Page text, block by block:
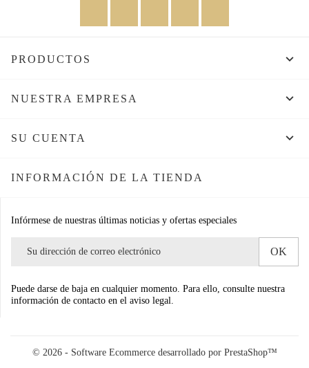
PRODUCTOS 
NUESTRA EMPRESA 
SU CUENTA 
INFORMACIÓN DE LA TIENDA
Infórmese de nuestras últimas noticias y ofertas especiales
Puede darse de baja en cualquier momento. Para ello, consulte nuestra
información de contacto en el aviso legal.
© 2026 - Software Ecommerce desarrollado por PrestaShop™